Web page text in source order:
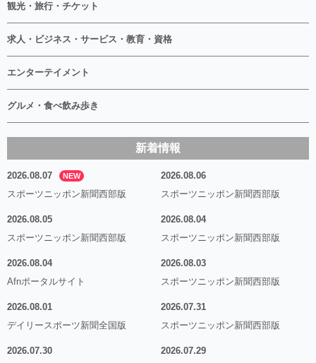
観光・旅行・チケット
求人・ビジネス・サービス・教育・資格
エンターテイメント
グルメ・食べ飲み歩き
新着情報
2026.08.07 NEW
スポーツニッポン新聞西部版
2026.08.06
スポーツニッポン新聞西部版
2026.08.05
スポーツニッポン新聞西部版
2026.08.04
スポーツニッポン新聞西部版
2026.08.04
Afnポータルサイト
2026.08.03
スポーツニッポン新聞西部版
2026.08.01
デイリースポーツ新聞全国版
2026.07.31
スポーツニッポン新聞西部版
2026.07.30
2026.07.29